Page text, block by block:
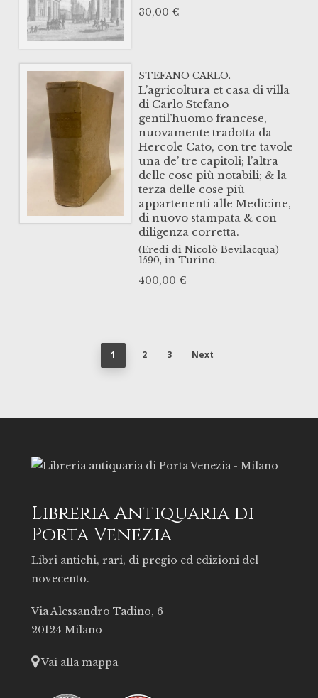
30,00 €
STEFANO CARLO.
L’agricoltura et casa di villa
di Carlo Stefano
gentil’huomo francese,
nuovamente tradotta da
Hercole Cato, con tre tavole
una de’ tre capitoli; l’altra
delle cose più notabili; & la
terza delle cose più
appartenenti alle Medicine,
di nuovo stampata & con
diligenza corretta.
(Eredi di Nicolò Bevilacqua)
1590, in Turino.
400,00 €
1 2 3 Next
Libreria Antiquaria di
Porta Venezia
Libri antichi, rari, di pregio ed edizioni del
novecento.
Via Alessandro Tadino, 6
20124 Milano
Vai alla mappa